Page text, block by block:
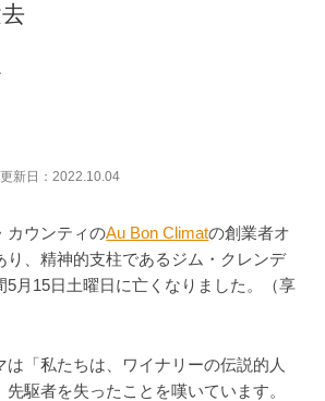
更新日：2022.10.04
カウンティのAu Bon Climatの創業者オ
り、精神的支柱であるジム・クレンデ
5月15日土曜日に亡くなりました。（享
は「私たちは、ワイナリーの伝説的人
駆者を失ったことを嘆いています。